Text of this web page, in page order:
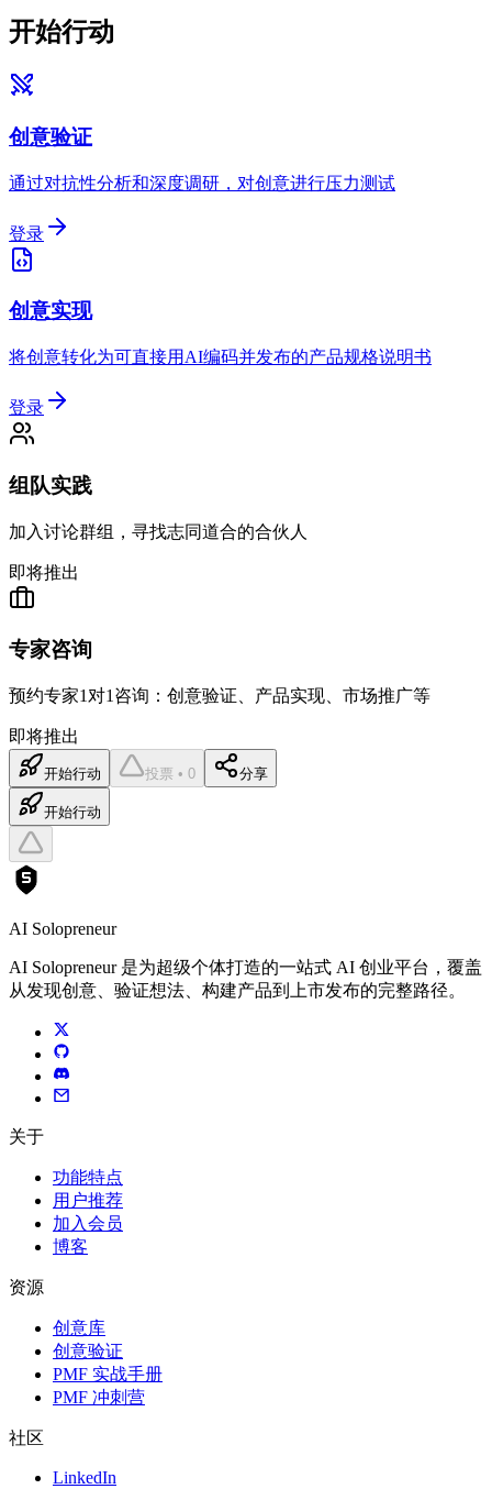
开始行动
创意验证
通过对抗性分析和深度调研，对创意进行压力测试
登录
创意实现
将创意转化为可直接用AI编码并发布的产品规格说明书
登录
组队实践
加入讨论群组，寻找志同道合的合伙人
即将推出
专家咨询
预约专家1对1咨询：创意验证、产品实现、市场推广等
即将推出
开始行动 投票 • 0 分享
开始行动
AI Solopreneur
AI Solopreneur 是为超级个体打造的一站式 AI 创业平台，覆盖
从发现创意、验证想法、构建产品到上市发布的完整路径。
关于
功能特点
用户推荐
加入会员
博客
资源
创意库
创意验证
PMF 实战手册
PMF 冲刺营
社区
LinkedIn